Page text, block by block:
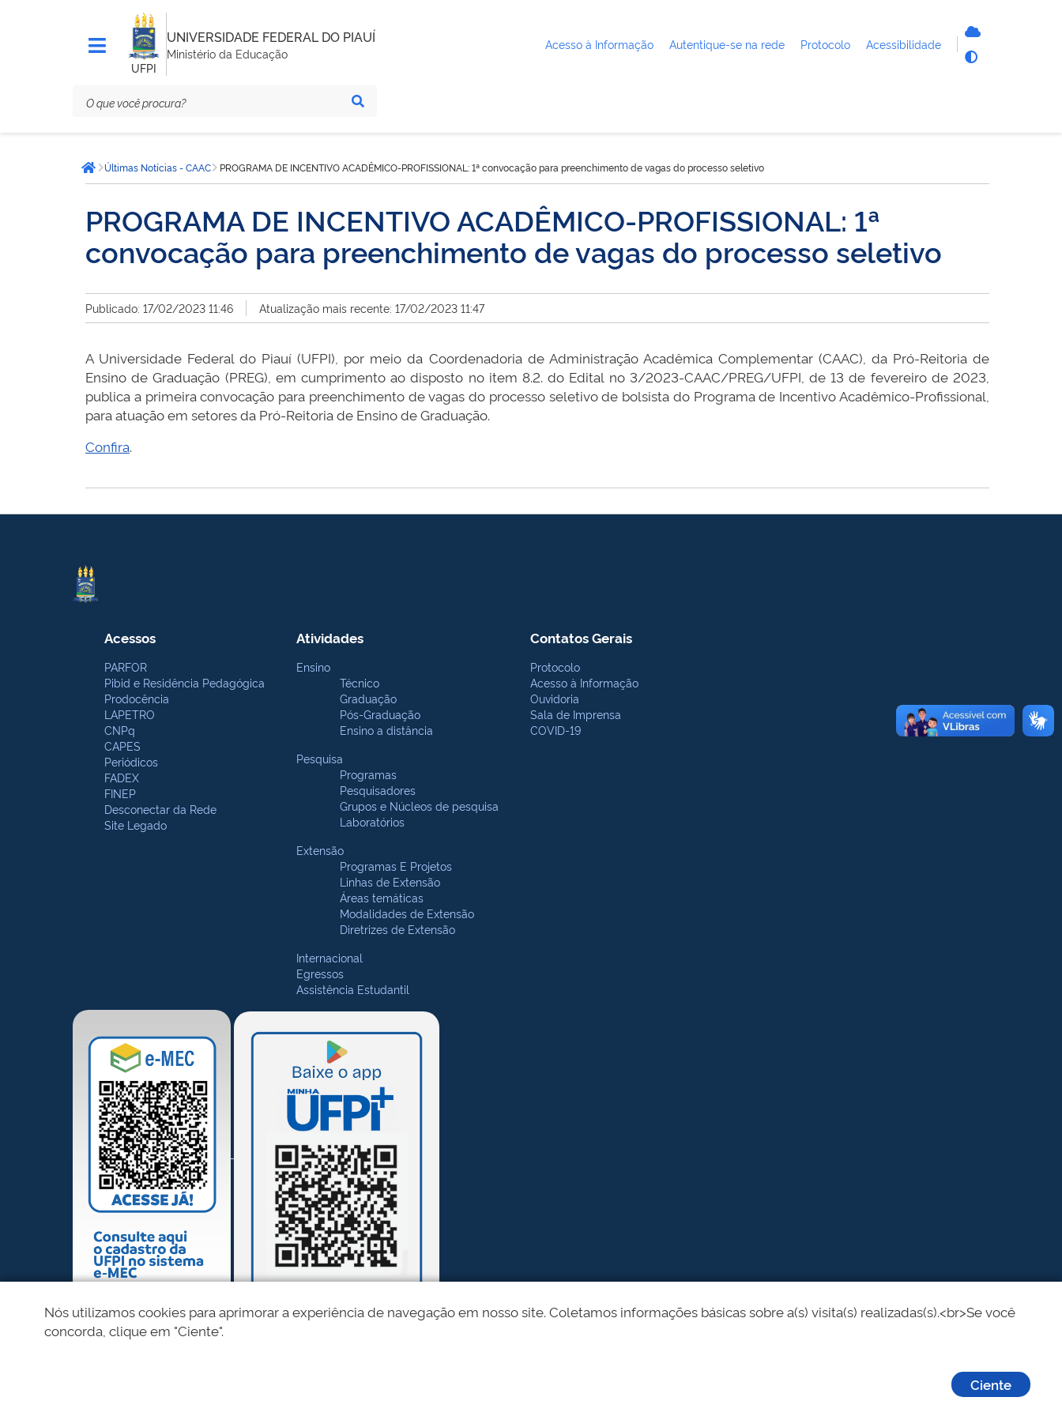
UFPI
UNIVERSIDADE FEDERAL DO PIAUÍ
Ministério da Educação
Acesso à Informação Autentique-se na rede Protocolo Acessibilidade
está
aqui:Página inicial
Últimas Notícias - CAAC PROGRAMA DE INCENTIVO ACADÊMICO-PROFISSIONAL: 1ª convocação para preenchimento de vagas do processo seletivo
PROGRAMA DE INCENTIVO ACADÊMICO-PROFISSIONAL: 1ª
convocação para preenchimento de vagas do processo seletivo
Publicado: 17/02/2023 11:46 Atualização mais recente: 17/02/2023 11:47
A Universidade Federal do Piauí (UFPI), por meio da Coordenadoria de Administração Acadêmica Complementar (CAAC), da Pró-Reitoria de
Ensino de Graduação (PREG), em cumprimento ao disposto no item 8.2. do Edital no 3/2023-CAAC/PREG/UFPI, de 13 de fevereiro de 2023,
publica a primeira convocação para preenchimento de vagas do processo seletivo de bolsista do Programa de Incentivo Acadêmico-Profissional,
para atuação em setores da Pró-Reitoria de Ensino de Graduação.
Confira.
Acessos
PARFOR
Pibid e Residência Pedagógica
Prodocência
LAPETRO
CNPq
CAPES
Periódicos
FADEX
FINEP
Desconectar da Rede
Site Legado
Atividades
Ensino
Técnico
Graduação
Pós-Graduação
Ensino a distância
Pesquisa
Programas
Pesquisadores
Grupos e Núcleos de pesquisa
Laboratórios
Extensão
Programas E Projetos
Linhas de Extensão
Áreas temáticas
Modalidades de Extensão
Diretrizes de Extensão
Internacional
Egressos
Assistência Estudantil
Contatos Gerais
Protocolo
Acesso à Informação
Ouvidoria
Sala de Imprensa
COVID-19
Nós utilizamos cookies para aprimorar a experiência de navegação em nosso site. Coletamos informações básicas sobre a(s) visita(s) realizadas(s).<br>Se você
concorda, clique em "Ciente".
Ciente